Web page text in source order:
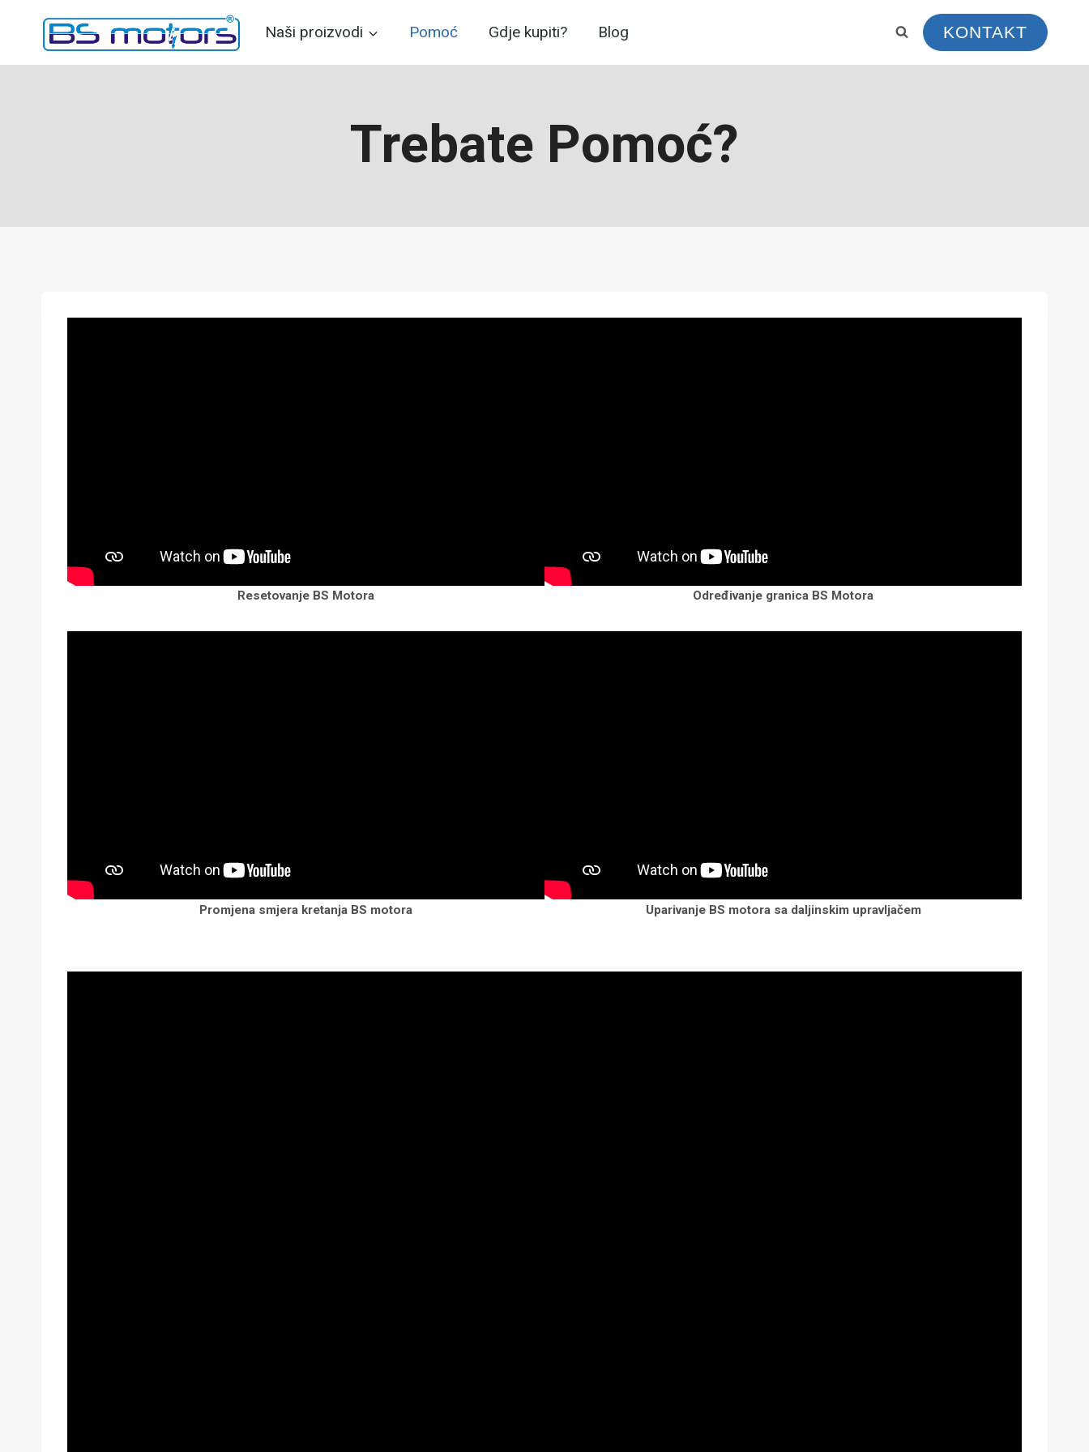
Naši proizvodi Pomoć Gdje kupiti? Blog KONTAKT
Trebate Pomoć?
Resetovanje BS Motora Određivanje granica BS Motora
Promjena smjera kretanja BS motora Uparivanje BS motora sa daljinskim upravljačem